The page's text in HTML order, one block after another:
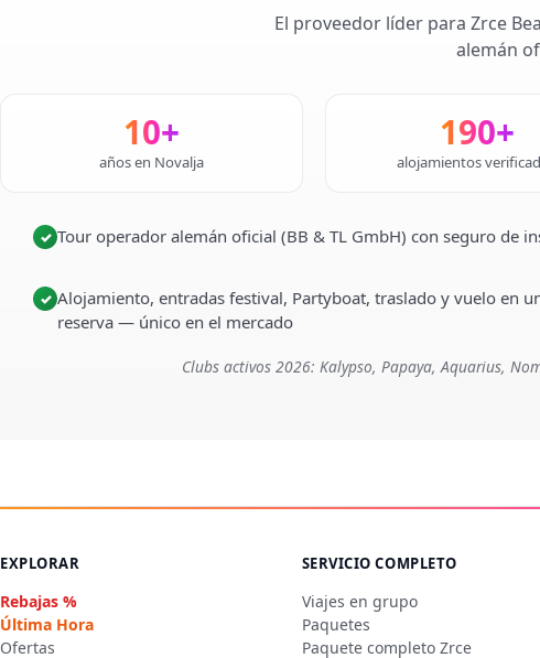
El proveedor líder para Zrce
alemán
10+
años en Novalja
190+
alojamientos
✓ Tour operador alemán oficial (BB & TL GmbH) con seguro de
✓ Alojamiento, entradas festival, Partyboat, traslado y vuelo en
reserva — único en el mercado
Clubs activos 2026: Kalypso, Papaya, Aquarius,
EXPLORAR
Rebajas %
Última Hora
Ofertas
SERVICIO COMPLETO
Viajes en grupo
Paquetes
Paquete completo Zrce